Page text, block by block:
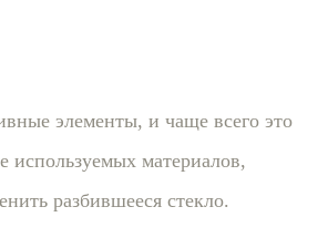
элементы, и чаще всего это
используемых материалов,
разбившееся стекло.